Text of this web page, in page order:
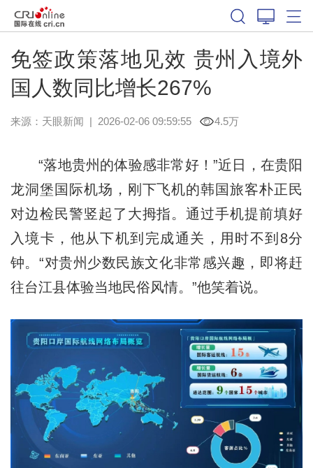
免签政策落地见效 贵州入境外
国人数同比增长267%
来源： 天眼新闻 | 2026-02-06 09:59:55 4.5万
“落地贵州的体验感非常好！”近日，在贵阳
龙洞堡国际机场，刚下飞机的韩国旅客朴正民
对边检民警竖起了大拇指。通过手机提前填好
入境卡，他从下机到完成通关，用时不到8分
钟。“对贵州少数民族文化非常感兴趣，即将赶
往台江县体验当地民俗风情。”他笑着说。